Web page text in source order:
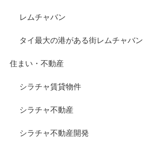
レムチャバン
タイ最大の港がある街レムチャバン
住まい・不動産
シラチャ賃貸物件
シラチャ不動産
シラチャ不動産開発